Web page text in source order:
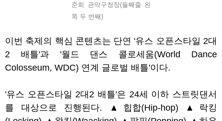
준희 관악구청장(둘째줄 왼
쪽 두 번째)
이번 축제의 핵심 콘텐츠는 단연 '유스 오픈스타일2대
2 배틀'과 '월드 댄스 콜로세움(World Dance
Colosseum, WDC) 연계 글로벌 배틀'이다.
'유스 오픈스타일2대2 배틀'은 24세 이하 스트릿댄서
를 대상으로 진행된다. ▲ 힙합(Hip-hop) ▲ 락킹